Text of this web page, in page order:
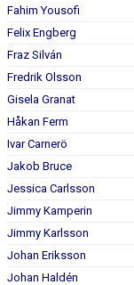
Fahim Yousofi
Felix Engberg
Fraz Silván
Fredrik Olsson
Gisela Granat
Håkan Ferm
Ivar Carnerö
Jakob Bruce
Jessica Carlsson
Jimmy Kamperin
Jimmy Karlsson
Johan Eriksson
Johan Haldén